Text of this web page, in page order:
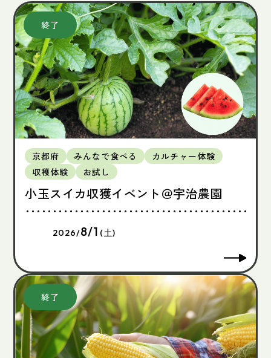
京都府 みんなで食べる
カルチャー体験
収穫体験
お試し
小玉スイカ収獲イベント＠宇治農園
2026/8/1 (土)